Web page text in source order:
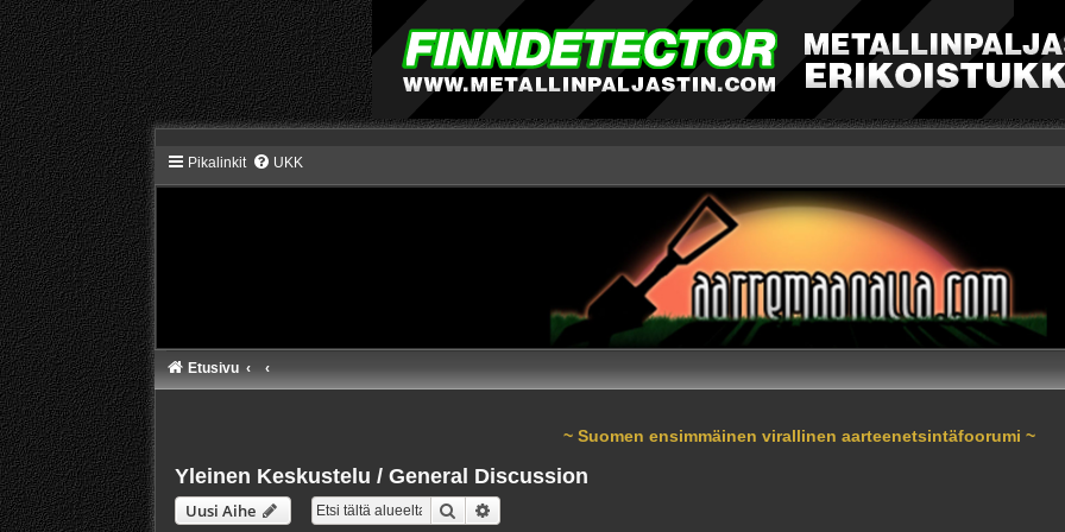
Pikalinkit UKK
Etusivu
~ Suomen ensimmäinen virallinen aarteenetsintäfoorumi ~
Yleinen Keskustelu / General Discussion
Uusi Aihe Etsi